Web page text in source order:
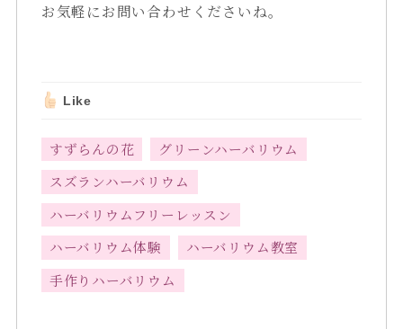
お気軽にお問い合わせくださいね。
Like
すずらんの花
グリーンハーバリウム
スズランハーバリウム
ハーバリウムフリーレッスン
ハーバリウム体験
ハーバリウム教室
手作りハーバリウム